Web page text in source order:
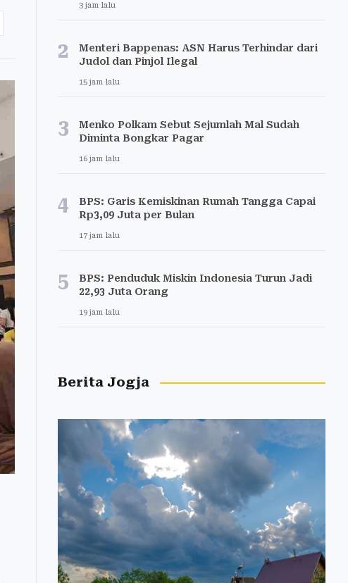
3 jam lalu
2
Menteri Bappenas: ASN Harus Terhindar dari
Judol dan Pinjol Ilegal
15 jam lalu
3
Menko Polkam Sebut Sejumlah Mal Sudah
Diminta Bongkar Pagar
16 jam lalu
4
BPS: Garis Kemiskinan Rumah Tangga Capai
Rp3,09 Juta per Bulan
17 jam lalu
5
BPS: Penduduk Miskin Indonesia Turun Jadi
22,93 Juta Orang
19 jam lalu
Berita Jogja